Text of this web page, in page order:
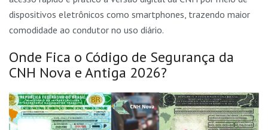
dispositivos eletrônicos como smartphones, trazendo maior
comodidade ao condutor no uso diário.
Onde Fica o Código de Segurança da
CNH Nova e Antiga 2026?